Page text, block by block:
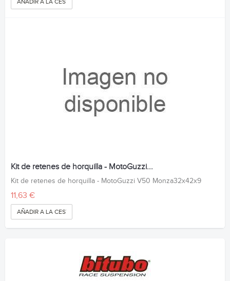
Kit de retenes de horquilla - MotoGuzzi...
Kit de retenes de horquilla - MotoGuzzi V50 Monza32x42x9
11,63 €
AÑADIR A LA CESTA